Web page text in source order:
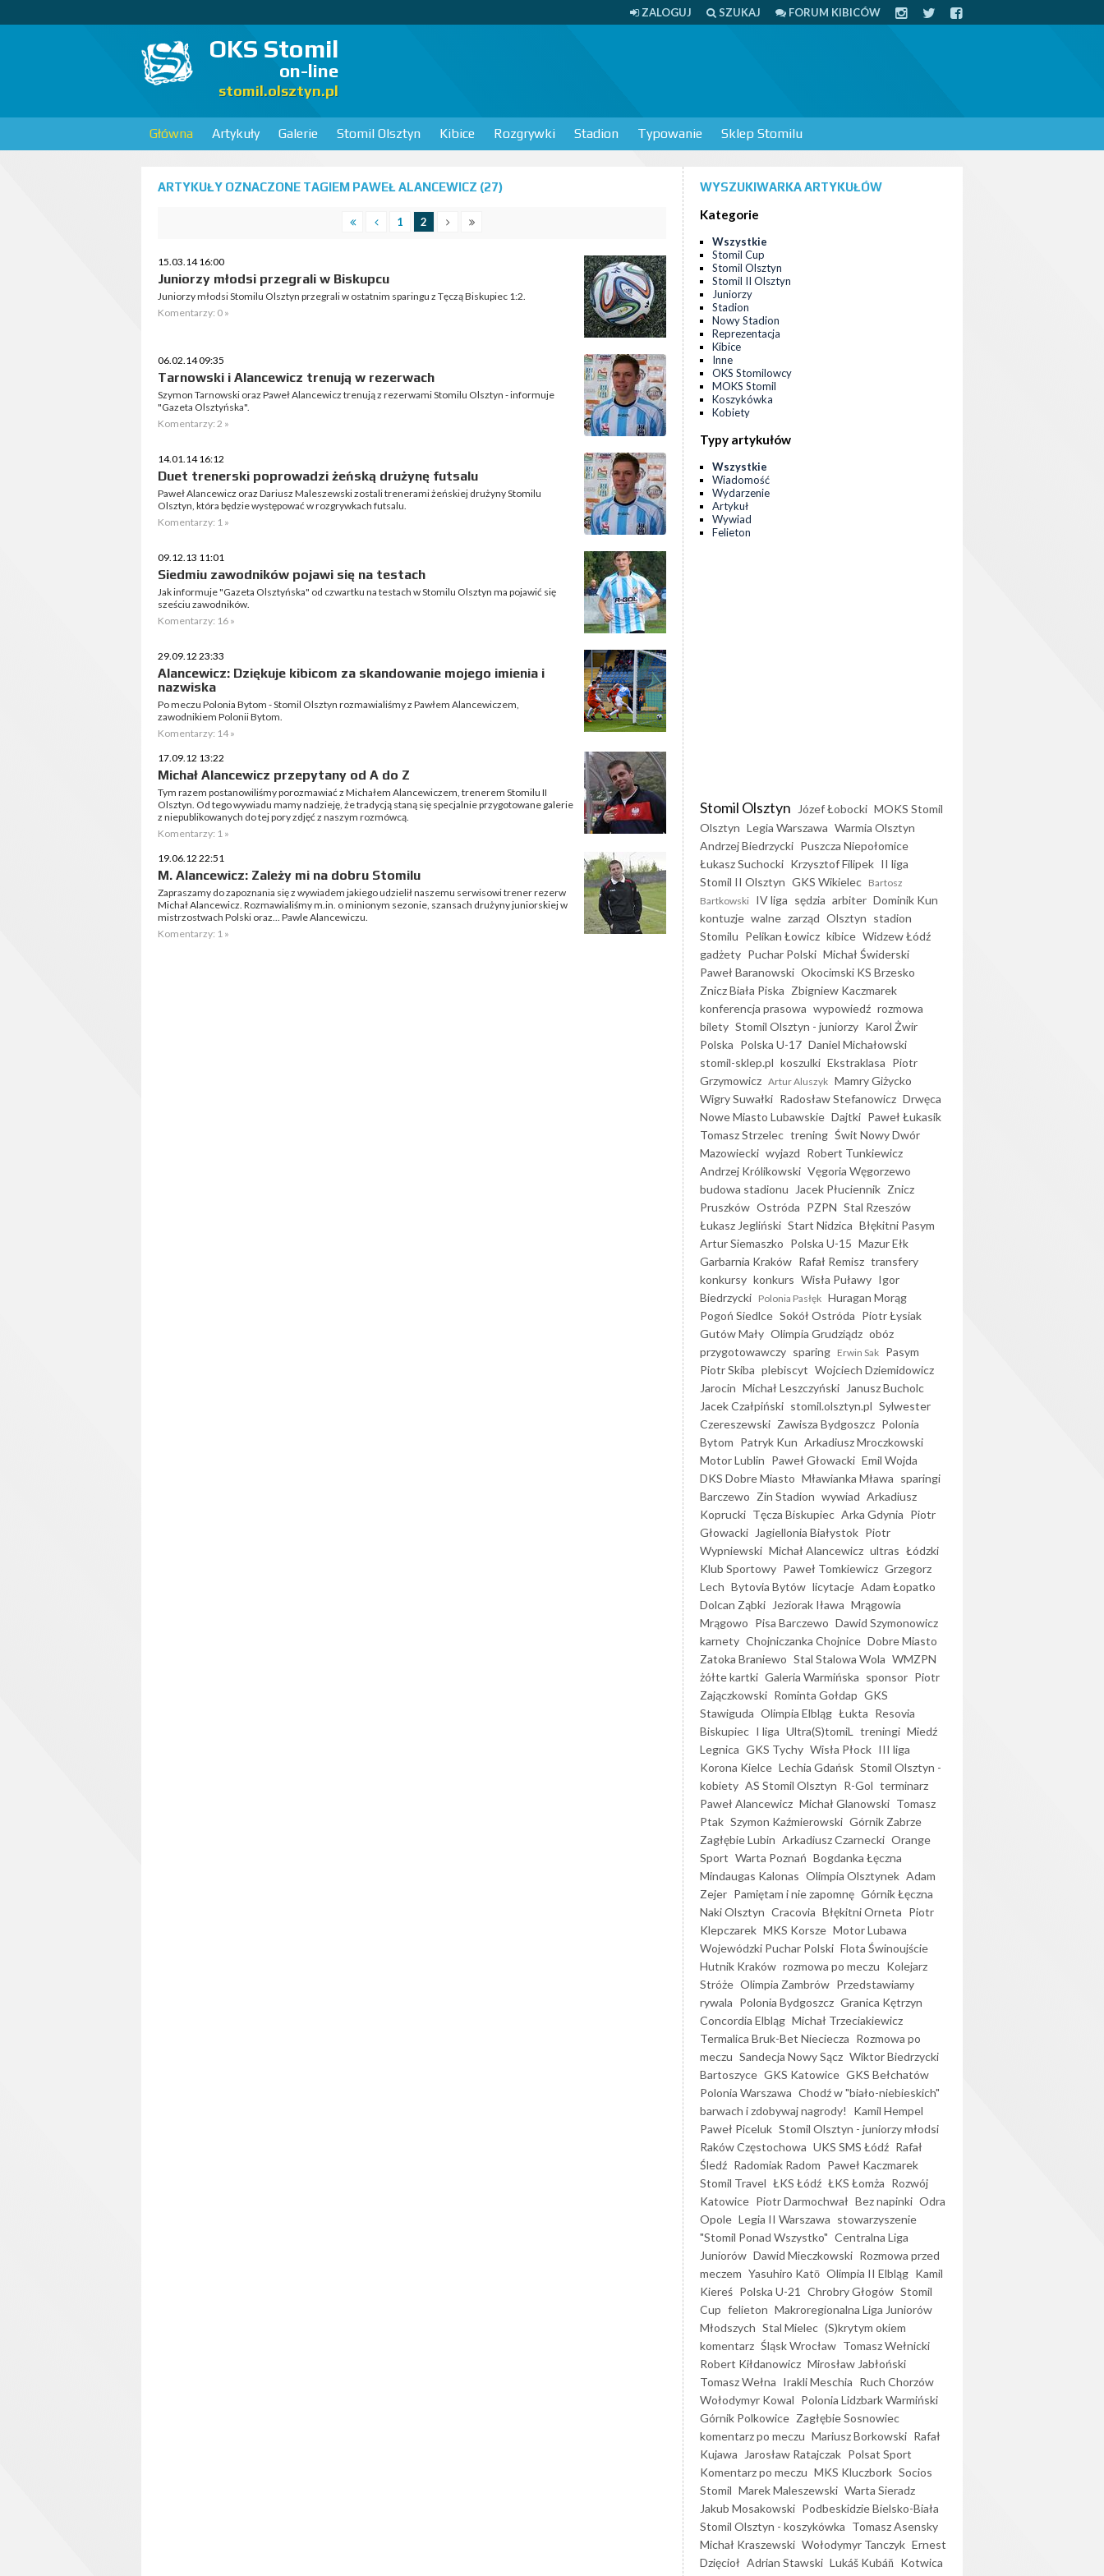
ZALOGUJ SZUKAJ FORUM KIBICÓW
OKS Stomil
on-line
stomil.olsztyn.pl
Główna Artykuły Galerie Stomil Olsztyn Kibice Rozgrywki Stadion Typowanie Sklep Stomilu
ARTYKUŁY OZNACZONE TAGIEM PAWEŁ ALANCEWICZ (27)
1 2
15.03.14 16:00
Juniorzy młodsi przegrali w Biskupcu
Juniorzy młodsi Stomilu Olsztyn przegrali w ostatnim sparingu z Tęczą Biskupiec 1:2.
Komentarzy: 0 »
06.02.14 09:35
Tarnowski i Alancewicz trenują w rezerwach
Szymon Tarnowski oraz Paweł Alancewicz trenują z rezerwami Stomilu Olsztyn - informuje
"Gazeta Olsztyńska".
Komentarzy: 2 »
14.01.14 16:12
Duet trenerski poprowadzi żeńską drużynę futsalu
Paweł Alancewicz oraz Dariusz Maleszewski zostali trenerami żeńskiej drużyny Stomilu
Olsztyn, która będzie występować w rozgrywkach futsalu.
Komentarzy: 1 »
09.12.13 11:01
Siedmiu zawodników pojawi się na testach
Jak informuje "Gazeta Olsztyńska" od czwartku na testach w Stomilu Olsztyn ma pojawić się
sześciu zawodników.
Komentarzy: 16 »
29.09.12 23:33
Alancewicz: Dziękuje kibicom za skandowanie mojego imienia i
nazwiska
Po meczu Polonia Bytom - Stomil Olsztyn rozmawialiśmy z Pawłem Alancewiczem,
zawodnikiem Polonii Bytom.
Komentarzy: 14 »
17.09.12 13:22
Michał Alancewicz przepytany od A do Z
Tym razem postanowiliśmy porozmawiać z Michałem Alancewiczem, trenerem Stomilu II
Olsztyn. Od tego wywiadu mamy nadzieję, że tradycją staną się specjalnie przygotowane galerie
z niepublikowanych do tej pory zdjęć z naszym rozmówcą.
Komentarzy: 1 »
19.06.12 22:51
M. Alancewicz: Zależy mi na dobru Stomilu
Zapraszamy do zapoznania się z wywiadem jakiego udzielił naszemu serwisowi trener rezerw
Michał Alancewicz. Rozmawialiśmy m.in. o minionym sezonie, szansach drużyny juniorskiej w
mistrzostwach Polski oraz... Pawle Alancewiczu.
Komentarzy: 1 »
WYSZUKIWARKA ARTYKUŁÓW
Kategorie
Wszystkie
Stomil Cup
Stomil Olsztyn
Stomil II Olsztyn
Juniorzy
Stadion
Nowy Stadion
Reprezentacja
Kibice
Inne
OKS Stomilowcy
MOKS Stomil
Koszykówka
Kobiety
Typy artykułów
Wszystkie
Wiadomość
Wydarzenie
Artykuł
Wywiad
Felieton
Stomil Olsztyn Józef Łobocki MOKS Stomil
Olsztyn Legia Warszawa Warmia Olsztyn
Andrzej Biedrzycki Puszcza Niepołomice
Łukasz Suchocki Krzysztof Filipek II liga
Stomil II Olsztyn GKS Wikielec Bartosz
Bartkowski IV liga sędzia arbiter Dominik Kun
kontuzje walne zarząd Olsztyn stadion
Stomilu Pelikan Łowicz kibice Widzew Łódź
gadżety Puchar Polski Michał Świderski
Paweł Baranowski Okocimski KS Brzesko
Znicz Biała Piska Zbigniew Kaczmarek
konferencja prasowa wypowiedź rozmowa
bilety Stomil Olsztyn - juniorzy Karol Żwir
Polska Polska U-17 Daniel Michałowski
stomil-sklep.pl koszulki Ekstraklasa Piotr
Grzymowicz Artur Aluszyk Mamry Giżycko
Wigry Suwałki Radosław Stefanowicz Drwęca
Nowe Miasto Lubawskie Dajtki Paweł Łukasik
Tomasz Strzelec trening Świt Nowy Dwór
Mazowiecki wyjazd Robert Tunkiewicz
Andrzej Królikowski Vęgoria Węgorzewo
budowa stadionu
Jacek Płuciennik Znicz
Pruszków Ostróda PZPN Stal Rzeszów
Łukasz Jegliński Start Nidzica Błękitni Pasym
Artur Siemaszko Polska U-15 Mazur Ełk
Garbarnia Kraków Rafał Remisz transfery
konkursy konkurs Wisła Puławy Igor
Biedrzycki Polonia Pasłęk Huragan Morąg
Pogoń Siedlce Sokół Ostróda Piotr Łysiak
Gutów Mały Olimpia Grudziądz obóz
przygotowawczy sparing Erwin Sak Pasym
Piotr Skiba plebiscyt Wojciech Dziemidowicz
Jarocin Michał Leszczyński
Janusz Bucholc
Jacek Czałpiński stomil.olsztyn.pl Sylwester
Czereszewski Zawisza Bydgoszcz Polonia
Bytom Patryk Kun Arkadiusz Mroczkowski
Motor Lublin Paweł Głowacki Emil Wojda
DKS Dobre Miasto Mławianka Mława sparingi
Barczewo Zin Stadion wywiad Arkadiusz
Koprucki Tęcza Biskupiec Arka Gdynia Piotr
Głowacki
Jagiellonia Białystok Piotr
Wypniewski Michał Alancewicz ultras Łódzki
Klub Sportowy Paweł Tomkiewicz Grzegorz
Lech Bytovia Bytów licytacje Adam Łopatko
Dolcan Ząbki
Jeziorak Iława Mrągowia
Mrągowo Pisa Barczewo Dawid Szymonowicz
karnety Chojniczanka Chojnice Dobre Miasto
Zatoka Braniewo Stal Stalowa Wola WMZPN
żółte kartki Galeria Warmińska sponsor Piotr
Zajączkowski Rominta Gołdap GKS
Stawiguda Olimpia Elbląg Łukta Resovia
Biskupiec I liga Ultra(S)tomiL treningi Miedź
Legnica GKS Tychy Wisła Płock III liga
Korona Kielce Lechia Gdańsk Stomil Olsztyn -
kobiety AS Stomil Olsztyn R-Gol terminarz
Paweł Alancewicz Michał Glanowski Tomasz
Ptak Szymon Kaźmierowski Górnik Zabrze
Zagłębie Lubin Arkadiusz Czarnecki Orange
Sport Warta Poznań Bogdanka Łęczna
Mindaugas Kalonas Olimpia Olsztynek Adam
Zejer Pamiętam i nie zapomnę Górnik Łęczna
Naki Olsztyn Cracovia Błękitni Orneta Piotr
Klepczarek MKS Korsze Motor Lubawa
Wojewódzki Puchar Polski Flota Świnoujście
Hutnik Kraków rozmowa po meczu Kolejarz
Stróże Olimpia Zambrów Przedstawiamy
rywala Polonia Bydgoszcz Granica Kętrzyn
Concordia Elbląg Michał Trzeciakiewicz
Termalica Bruk-Bet Nieciecza Rozmowa po
meczu Sandecja Nowy Sącz Wiktor Biedrzycki
Bartoszyce GKS Katowice GKS Bełchatów
Polonia Warszawa Chodź w "biało-niebieskich"
barwach i zdobywaj nagrody!
Kamil Hempel
Paweł Piceluk Stomil Olsztyn - juniorzy młodsi
Raków Częstochowa UKS SMS Łódź Rafał
Śledź Radomiak Radom Paweł Kaczmarek
Stomil Travel ŁKS Łódź ŁKS Łomża Rozwój
Katowice Piotr Darmochwał Bez napinki Odra
Opole Legia II Warszawa stowarzyszenie
"Stomil Ponad Wszystko" Centralna Liga
Juniorów Dawid Mieczkowski Rozmowa przed
meczem Yasuhiro Katō Olimpia II Elbląg Kamil
Kiereś Polska U-21 Chrobry Głogów Stomil
Cup felieton Makroregionalna Liga Juniorów
Młodszych Stal Mielec (S)krytym okiem
komentarz Śląsk Wrocław Tomasz Wełnicki
Robert Kiłdanowicz Mirosław Jabłoński
Tomasz Wełna Irakli Meschia Ruch Chorzów
Wołodymyr Kowal Polonia Lidzbark Warmiński
Górnik Polkowice Zagłębie Sosnowiec
komentarz po meczu Mariusz Borkowski Rafał
Kujawa
Jarosław Ratajczak Polsat Sport
Komentarz po meczu MKS Kluczbork Socios
Stomil Marek Maleszewski Warta Sieradz
Jakub Mosakowski Podbeskidzie Bielsko-Biała
Stomil Olsztyn - koszykówka Tomasz Asensky
Michał Kraszewski Wołodymyr Tanczyk Ernest
Dzięcioł Adrian Stawski Lukáš Kubáň Kotwica